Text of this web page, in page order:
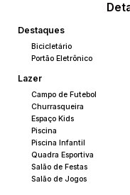
Destaques
Bicicletário
Portão Eletrônico
Lazer
Campo de Futebol
Churrasqueira
Espaço Kids
Piscina
Piscina Infantil
Quadra Esportiva
Salão de Festas
Salão de Jogos